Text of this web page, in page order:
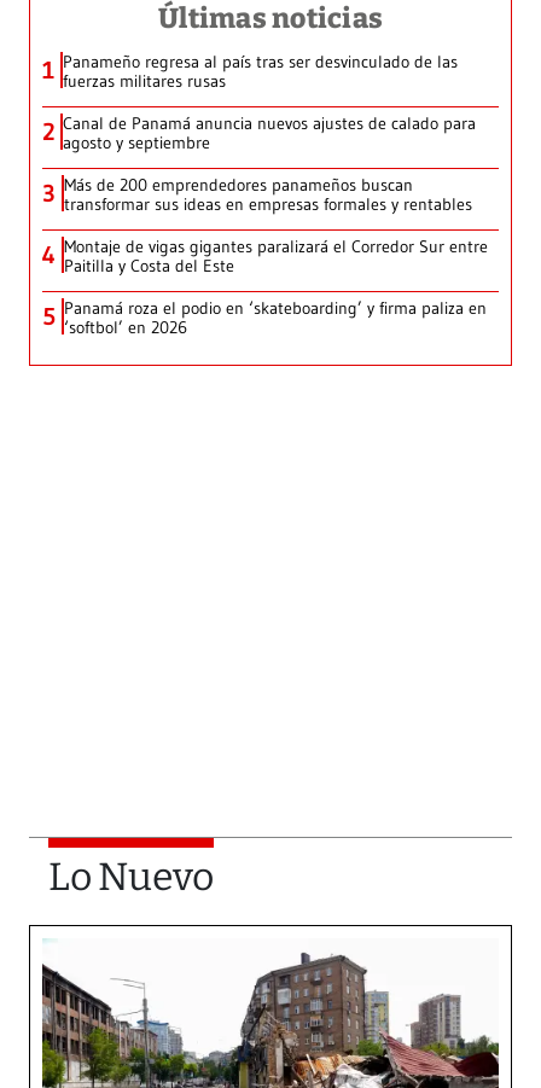
Últimas noticias
1 Panameño regresa al país tras ser desvinculado de las
fuerzas militares rusas
2 Canal de Panamá anuncia nuevos ajustes de calado para
agosto y septiembre
3 Más de 200 emprendedores panameños buscan
transformar sus ideas en empresas formales y rentables
4 Montaje de vigas gigantes paralizará el Corredor Sur entre
Paitilla y Costa del Este
5 Panamá roza el podio en ‘skateboarding’ y firma paliza en
‘softbol’ en 2026
Lo Nuevo